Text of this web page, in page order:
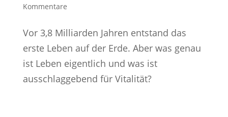
Kommentare
Vor 3,8 Milliarden Jahren entstand das
erste Leben auf der Erde. Aber was genau
ist Leben eigentlich und was ist
ausschlaggebend für Vitalität?